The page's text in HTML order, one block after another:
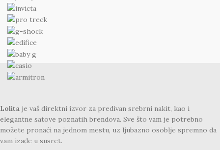
Lolita je vaš direktni izvor za predivan srebrni nakit, kao i
elegantne satove poznatih brendova. Sve što vam je potrebno
možete pronaći na jednom mestu, uz ljubazno osoblje spremno da
vam izađe u susret.